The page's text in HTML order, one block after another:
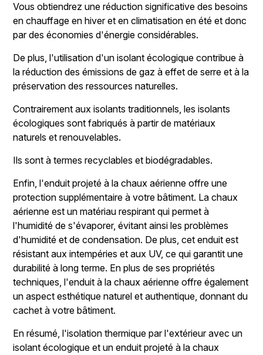
Vous obtiendrez une réduction significative des besoins
en chauffage en hiver et en climatisation en été et donc
par des économies d'énergie considérables.
De plus, l'utilisation d'un isolant écologique contribue à
la réduction des émissions de gaz à effet de serre et à la
préservation des ressources naturelles.
Contrairement aux isolants traditionnels, les isolants
écologiques sont fabriqués à partir de matériaux
naturels et renouvelables.
Ils sont à termes recyclables et biodégradables.
Enfin, l'enduit projeté à la chaux aérienne offre une
protection supplémentaire à votre bâtiment. La chaux
aérienne est un matériau respirant qui permet à
l'humidité de s'évaporer, évitant ainsi les problèmes
d'humidité et de condensation. De plus, cet enduit est
résistant aux intempéries et aux UV, ce qui garantit une
durabilité à long terme. En plus de ses propriétés
techniques, l'enduit à la chaux aérienne offre également
un aspect esthétique naturel et authentique, donnant du
cachet à votre bâtiment.
En résumé, l'isolation thermique par l'extérieur avec un
isolant écologique et un enduit projeté à la chaux